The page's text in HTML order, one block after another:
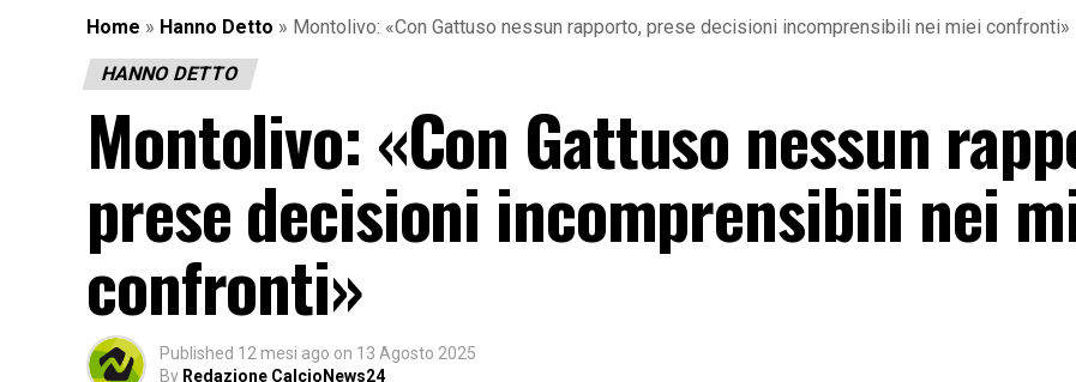
Home » Hanno Detto » Montolivo: «Con Gattuso nessun rapporto, prese decisioni incomprensibili nei miei confronti»
HANNO DETTO
Montolivo: «Con Gattuso nessun
prese decisioni incomprensibili nei
confronti»
Published 12 mesi ago on 13 Agosto 2025
By Redazione CalcioNews24